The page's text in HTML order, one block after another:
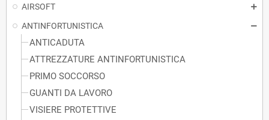
AIRSOFT
ANTINFORTUNISTICA
ANTICADUTA
ATTREZZATURE ANTINFORTUNISTICA
PRIMO SOCCORSO
GUANTI DA LAVORO
VISIERE PROTETTIVE